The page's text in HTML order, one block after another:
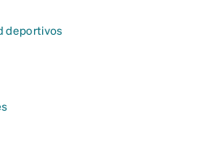
deportivos